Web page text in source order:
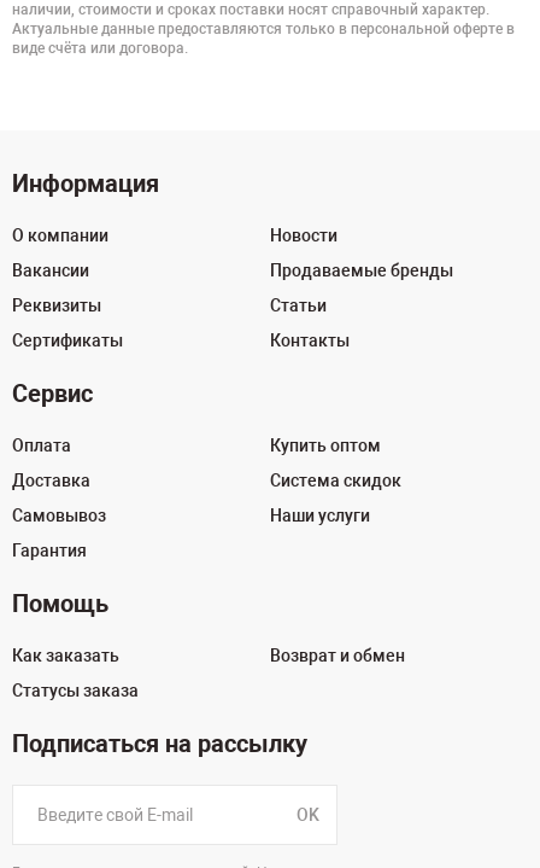
наличии, стоимости и сроках поставки носят справочный характер.
Актуальные данные предоставляются только в персональной оферте в
виде счёта или договора.
Информация
О компании
Вакансии
Реквизиты
Сертификаты
Новости
Продаваемые бренды
Статьи
Контакты
Сервис
Оплата
Доставка
Самовывоз
Гарантия
Купить оптом
Система скидок
Наши услуги
Помощь
Как заказать
Статусы заказа
Возврат и обмен
Подписаться на рассылку
OK